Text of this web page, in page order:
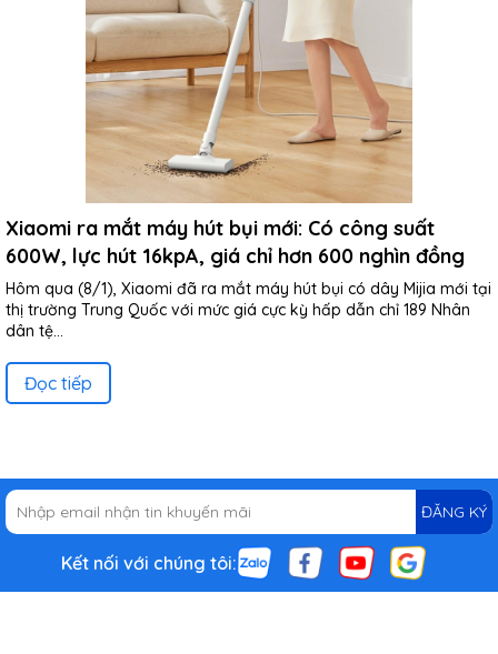
Xiaomi ra mắt máy hút bụi mới: Có công suất
600W, lực hút 16kpA, giá chỉ hơn 600 nghìn đồng
Hôm qua (8/1), Xiaomi đã ra mắt máy hút bụi có dây Mijia mới tại
thị trường Trung Quốc với mức giá cực kỳ hấp dẫn chỉ 189 Nhân
dân tệ...
Đọc tiếp
ĐĂNG KÝ
Kết nối với chúng tôi: